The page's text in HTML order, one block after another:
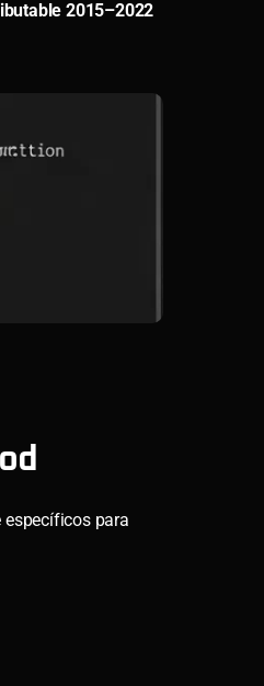
2015–2022
específicos para